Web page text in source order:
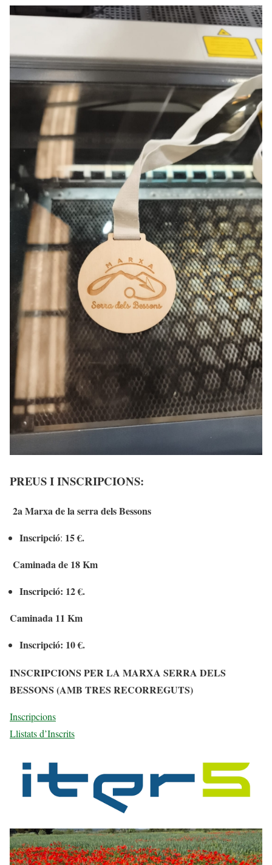
PREUS I INSCRIPCIONS:
2a Marxa de la serra dels Bessons
Inscripció: 15 €.
Caminada de 18 Km
Inscripció: 12 €.
Caminada 11 Km
Inscripció: 10 €.
INSCRIPCIONS PER LA MARXA SERRA DELS
BESSONS (AMB TRES RECORREGUTS)
Inscripcions
Llistats d’Inscrits